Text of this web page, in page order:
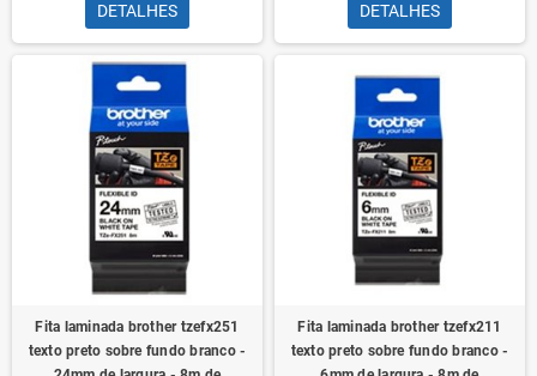
DETALHES DETALHES
Fita laminada brother tzefx251
texto preto sobre fundo branco -
Fita laminada brother tzefx211
texto preto sobre fundo branco -